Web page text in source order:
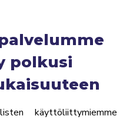
polkusi
käyttöliittymiemme